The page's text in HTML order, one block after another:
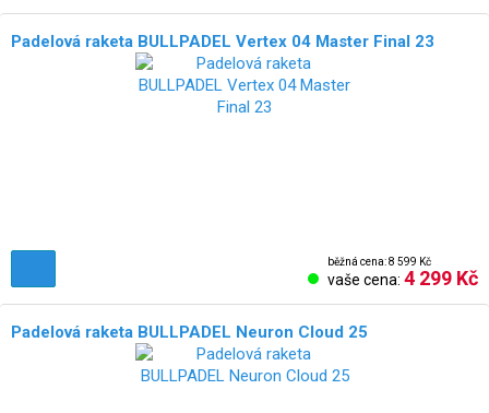
Padelová raketa BULLPADEL Vertex 04 Master Final 23
běžná cena: 8 599 Kč
vaše cena: 4 299 Kč
Padelová raketa BULLPADEL Neuron Cloud 25